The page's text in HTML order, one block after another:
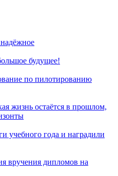
будущее!
по пилотированию
жизнь остаётся в прошлом,
учебного года и наградили
вручения дипломов на